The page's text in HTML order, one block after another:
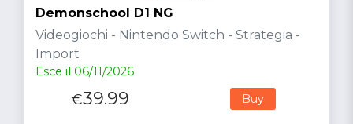
Demonschool D1 NG
Videogiochi - Nintendo Switch - Strategia -
Import
Esce il 06/11/2026
€39.99 Buy